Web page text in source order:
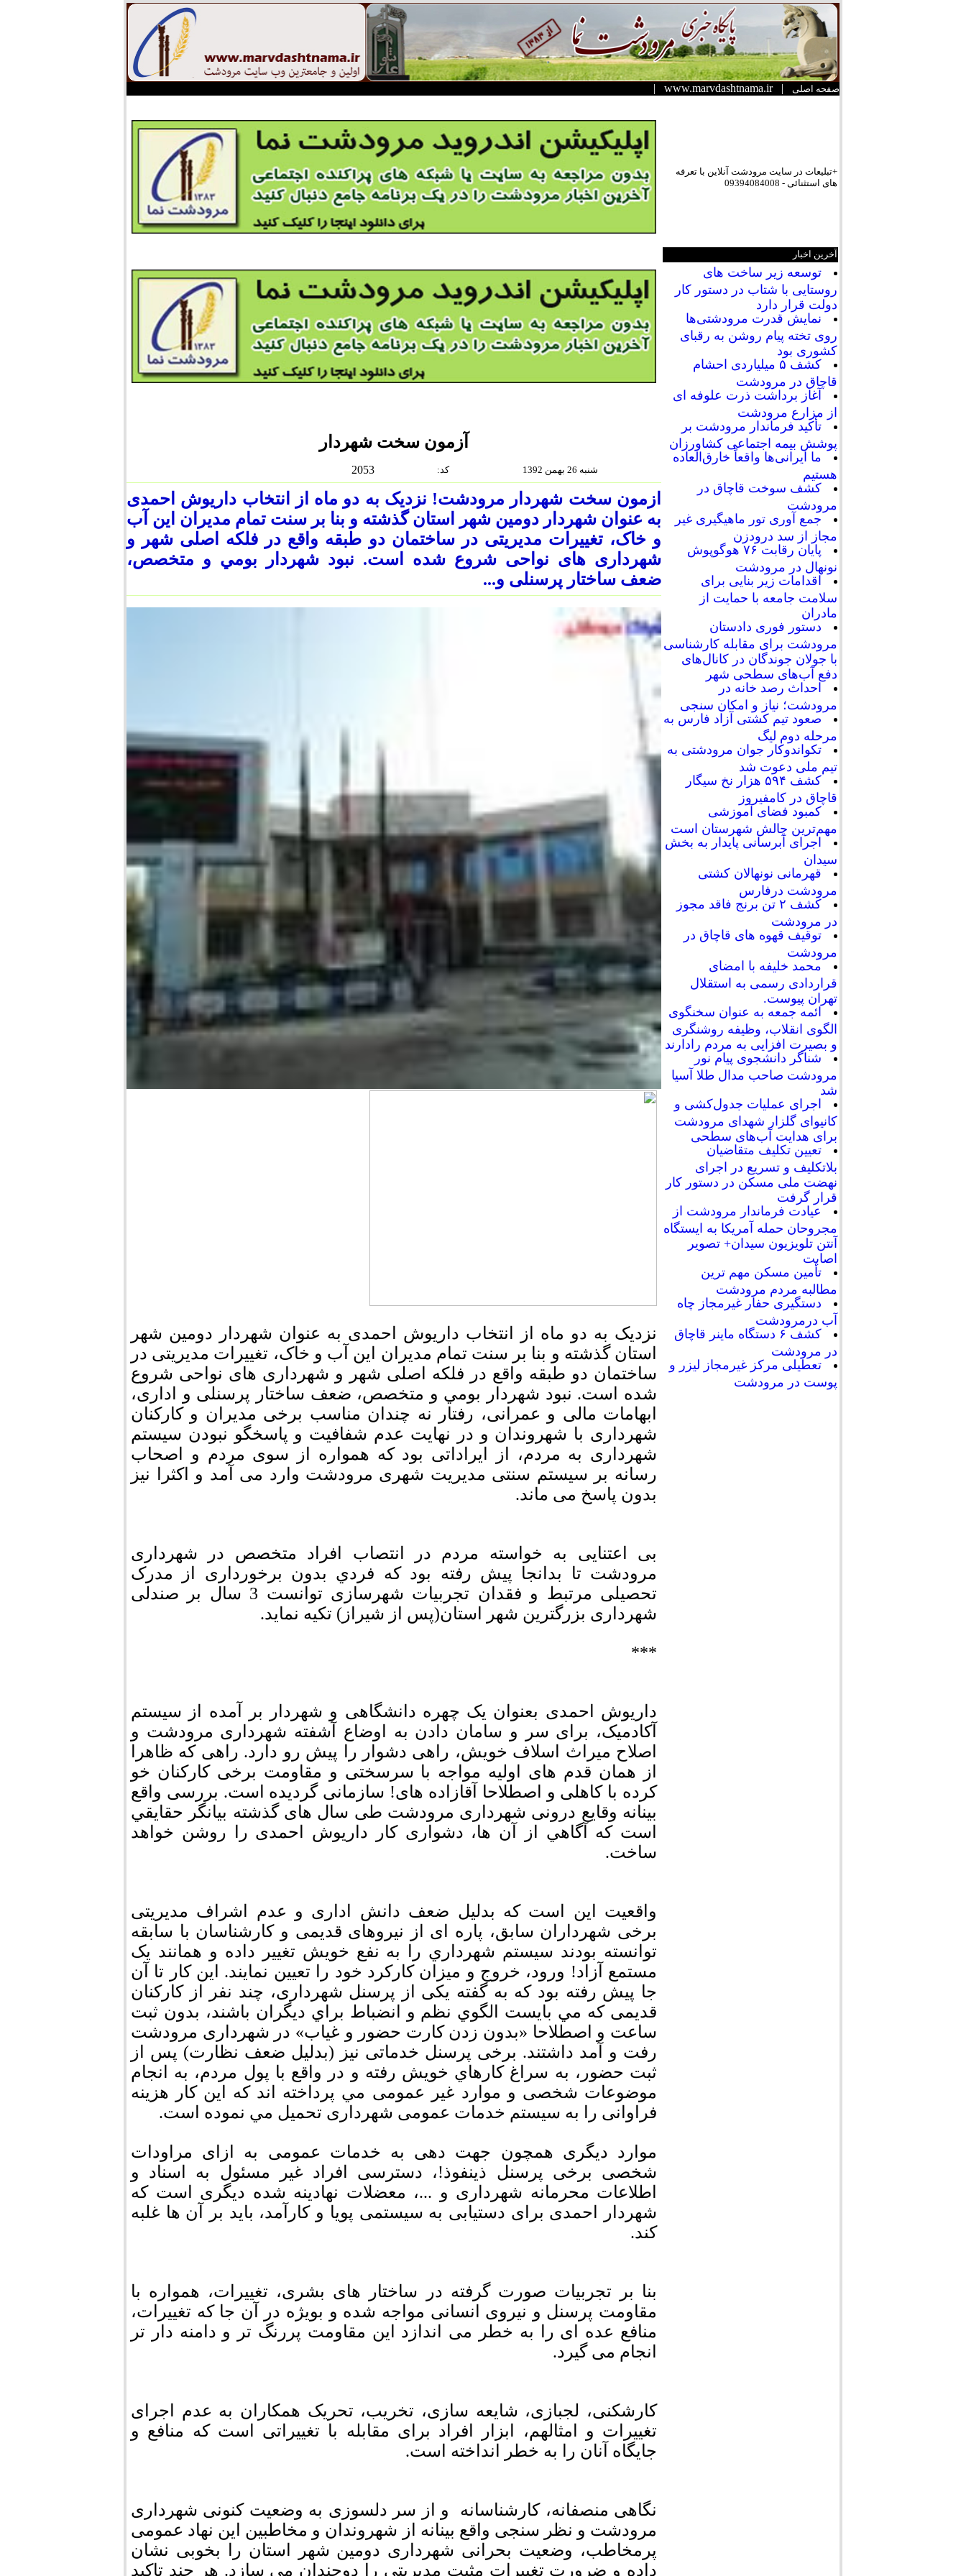
صفحه اصلی |
www.marvdashtnama.ir
|
+تبلیعات در سایت مرودشت آنلاین با تعرفه
های استثنائی - 09394084008
آخرین اخبار
توسعه زیر ساخت های
روستایی با شتاب در دستور کار
دولت قرار دارد
نمایش قدرت مرودشتی‌ها
روی تخته پیام روشن به رقبای
کشوری بود
کشف ۵ میلیاردی احشام
قاچاق در مرودشت
آغاز برداشت ذرت علوفه ای
از مزارع مرودشت
تأکید فرماندار مرودشت بر
پوشش بیمه اجتماعی کشاورزان
ما ایرانی‌ها واقعاً خارق‌العاده
هستیم
کشف سوخت قاچاق در
مرودشت
جمع آوری تور ماهیگیری غیر
مجاز از سد درودزن
پایان رقابت‌ ۷۶ هوگوپوش
نونهال در مرودشت
اقدامات زیر بنایی برای
سلامت جامعه با حمایت از
مادران
دستور فوری دادستان
مرودشت برای مقابله کارشناسی
با جولان جوندگان در کانال‌های
دفع آب‌های سطحی شهر
احداث رصد خانه در
مرودشت؛ نیاز و امکان سنجی
صعود تیم کشتی آزاد فارس به
مرحله دوم لیگ
تکواندوکار جوان مرودشتی به
تیم ملی دعوت شد
کشف ۵۹۴ هزار نخ سیگار
قاچاق در کامفیروز
کمبود فضای آموزشی
مهم‌ترین چالش شهرستان است
اجرای آبرسانی پایدار به بخش
سیدان
قهرمانی نونهالان کشتی
مرودشت درفارس
کشف ۲ تن برنج فاقد مجوز
در مرودشت
توقیف قهوه های قاچاق در
مرودشت
محمد خلیفه با امضای
قراردادی رسمی به استقلال
تهران پیوست.
ائمه جمعه به عنوان سخنگوی
الگوی انقلاب، وظیفه روشنگری
و بصیرت افزایی به مردم رادارند
شناگر دانشجوی پیام نور
مرودشت صاحب مدال طلا آسیا
شد
اجرای عملیات جدول‌کشی و
کانیوای گلزار شهدای مرودشت
برای هدایت آب‌های سطحی
تعیین تکلیف متقاضیان
بلاتکلیف و تسریع در اجرای
نهضت ملی مسکن در دستور کار
قرار گرفت
عیادت فرماندار مرودشت از
مجروحان حمله آمریکا به ایستگاه
آنتن تلویزیون سیدان+ تصویر
اصابت
تأمین مسکن مهم ترین
مطالبه مردم مرودشت
دستگیری حفار غیرمجاز چاه
آب درمرودشت
کشف ۶ دستگاه ماینر قاچاق
در مرودشت
تعطیلی مرکز غیرمجاز لیزر و
پوست در مرودشت
آزمون سخت شهردار
2053 :كد شنبه 26 بهمن 1392
ازمون سخت شهردار مرودشت! نزدیک به دو ماه از انتخاب داریوش احمدی
به عنوان شهردار دومین شهر استان گذشته و بنا بر سنت تمام مدیران این آب
و خاک، تغییرات مدیریتی در ساختمان دو طبقه واقع در فلکه اصلی شهر و
شهرداری های نواحی شروع شده است. نبود شهردار بومي و متخصص،
ضعف ساختار پرسنلی و...
نزدیک به دو ماه از انتخاب داریوش احمدی به عنوان شهردار دومین شهر
استان گذشته و بنا بر سنت تمام مدیران این آب و خاک، تغییرات مدیریتی در
ساختمان دو طبقه واقع در فلکه اصلی شهر و شهرداری های نواحی شروع
شده است. نبود شهردار بومي و متخصص، ضعف ساختار پرسنلی و اداری،
ابهامات مالی و عمرانی، رفتار نه چندان مناسب برخی مدیران و کارکنان
شهرداری با شهروندان و در نهایت عدم شفافيت و پاسخگو نبودن سیستم
شهرداری به مردم، از ایراداتی بود که همواره از سوی مردم و اصحاب
رسانه بر سیستم سنتی مدیریت شهری مرودشت وارد می آمد و اکثرا نیز
بدون پاسخ می ماند.
بی اعتنایی به خواسته مردم در انتصاب افراد متخصص در شهرداری
مرودشت تا بدانجا پیش رفته بود که فردي بدون برخورداری از مدرک
تحصیلی مرتبط و فقدان تجربیات شهرسازی توانست 3 سال بر صندلی
شهرداری بزرگترین شهر استان(پس از شیراز) تکیه نماید.
***
داریوش احمدی بعنوان یک چهره دانشگاهی و شهردار بر آمده از سیستم
آکادمیک، برای سر و سامان دادن به اوضاع آشفته شهرداری مرودشت و
اصلاح میراث اسلاف خویش، راهی دشوار را پیش رو دارد. راهی که ظاهرا
از همان قدم های اولیه مواجه با سرسختی و مقاومت برخی کارکنان خو
کرده با کاهلی و اصطلاحا آقازاده های! سازمانی گردیده است. بررسی واقع
بینانه وقایع درونی شهرداری مرودشت طی سال های گذشته بیانگر حقايقي
است که آگاهي از آن ها، دشواری کار داریوش احمدی را روشن خواهد
ساخت.
واقعیت این است که بدلیل ضعف دانش اداری و عدم اشراف مدیریتی
برخی شهرداران سابق، پاره ای از نیروهای قدیمی و کارشناسان با سابقه
توانسته بودند سیستم شهرداري را به نفع خویش تغییر داده و همانند یک
مستمع آزاد! ورود، خروج و میزان کارکرد خود را تعیین نمایند. این کار تا آن
جا پیش رفته بود که به گفته یکی از پرسنل شهرداری، چند نفر از کارکنان
قدیمی كه مي بايست الگوي نظم و انضباط براي ديگران باشند، بدون ثبت
ساعت و اصطلاحا «بدون زدن کارت حضور و غیاب» در شهرداری مرودشت
رفت و آمد داشتند. برخی پرسنل خدماتی نيز (بدليل ضعف نظارت) پس از
ثبت حضور، به سراغ كارهاي خويش رفته و در واقع با پول مردم، به انجام
موضوعات شخصی و موارد غیر عمومی مي پرداخته اند که اين كار هزینه
فراوانی را به سیستم خدمات عمومی شهرداری تحمیل مي نموده است.
موارد دیگری همچون جهت دهی به خدمات عمومی به ازای مراودات
شخصی برخی پرسنل ذینفوذ!، دسترسی افراد غیر مسئول به اسناد و
اطلاعات محرمانه شهرداری و ...، معضلات نهادینه شده دیگری است که
شهردار احمدی برای دستیابی به سیستمی پویا و کارآمد، باید بر آن ها غلبه
کند.
بنا بر تجربیات صورت گرفته در ساختار های بشری، تغییرات، همواره با
مقاومت پرسنل و نیروی انسانی مواجه شده و بویژه در آن جا که تغییرات،
منافع عده ای را به خطر می اندازد این مقاومت پررنگ تر و دامنه دار تر
انجام می گیرد.
کارشکنی، لجبازی، شایعه سازی، تخریب، تحریک همکاران به عدم اجرای
تغییرات و امثالهم، ابزار افراد برای مقابله با تغییراتی است که منافع و
جایگاه آنان را به خطر انداخته است.
نگاهی منصفانه، کارشناسانه و از سر دلسوزی به وضعیت کنونی شهرداری
مرودشت و نظر سنجی واقع بینانه از شهروندان و مخاطبین این نهاد عمومی
پرمخاطب، وضعیت بحرانی شهرداری دومین شهر استان را بخوبی نشان
داده و ضرورت تغییرات مثبت مدیریتی را دوچندان می سازد. هر چند تاکید